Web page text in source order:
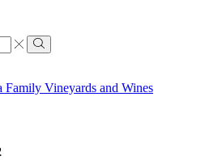
Search
Family Vineyards and Wines